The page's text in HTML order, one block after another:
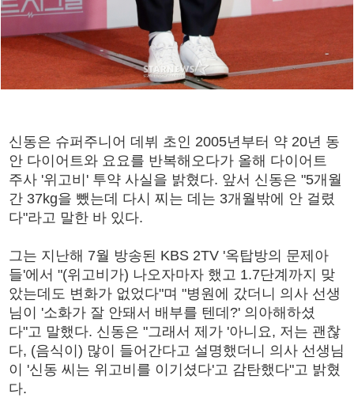
신동은 슈퍼주니어 데뷔 초인 2005년부터 약 20년 동
안 다이어트와 요요를 반복해오다가 올해 다이어트
주사 '위고비' 투약 사실을 밝혔다. 앞서 신동은 "5개월
간 37kg을 뺐는데 다시 찌는 데는 3개월밖에 안 걸렸
다"라고 말한 바 있다.
그는 지난해 7월 방송된 KBS 2TV '옥탑방의 문제아
들'에서 "(위고비가) 나오자마자 했고 1.7단계까지 맞
았는데도 변화가 없었다"며 "병원에 갔더니 의사 선생
님이 '소화가 잘 안돼서 배부를 텐데?' 의아해하셨
다"고 말했다. 신동은 "그래서 제가 '아니요, 저는 괜찮
다, (음식이) 많이 들어간다고 설명했더니 의사 선생님
이 '신동 씨는 위고비를 이기셨다'고 감탄했다"고 밝혔
다.